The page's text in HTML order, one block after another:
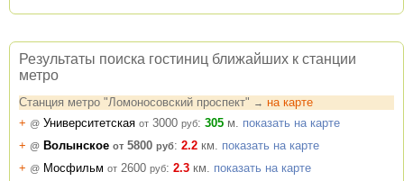
Результаты поиска гостиниц ближайших к станции
метро
Станция метро "Ломоносовский проспект" → на карте
+ @ Университетская от 3000 руб: 305 м. показать на карте
+ @ Волынское от 5800 руб: 2.2 км. показать на карте
+ @ Мосфильм от 2600 руб: 2.3 км. показать на карте